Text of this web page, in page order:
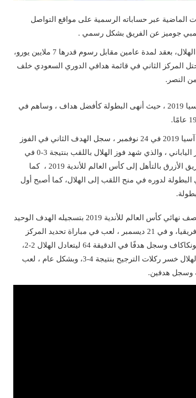
الماضية عبر حساباته الرسمية على مواقع التواصل
جوميز عن الفريق بشكل رسمي .
في 24 أغسطس 2018 ، وقع جوميز مع الهلال، بعقد لمدة عامين مقابل رسوم قدرها 7 ملايين يورو،
وبرصيد 21 هدفًا ، احتل المركز الثاني في قائمة هدافي الدوري السعودي خلف
النصر.
سجل جوميز 11 هدفًا في دوري أبطال آسيا 2019 ، حيث أنهى البطولة كأفضل هداف ، وساهم في
في مباراة الإياب من نهائي دوري أبطال آسيا 2019 في 24 نوفمبر ، سجل الهدف الثاني في الفوز
2-0 خارج الأرض على أوراوا ريد دايموندز الياباني ، والذي شهد فوز الهلال باللقب بنتيجة 3-0 في
مجموع المباراتين، كما سمح اللقب للفريق الأزرق بالتأهل إلى كأس العالم للأندية 2019 ، كما
لدوره في منح اللقب إلى الهلال، كما أصبح أول
في 14 ديسمبر ، قاد جوميز الهلال إلى نصف نهائي كأس العالم للأندية 2019 بتسجيله الهدف الوحيد
في المباراة ضد الترجي التونسي بطل إفريقيا، و في 21 ديسمبر ، لعب في مباراة تحديد المركز
الثالث ضد مونتيري المكسيكي بطل الكونكاكاف وسجل هدفًا في الدقيقة 64 ليتعادل الهلال 2-2،
كما أنه سجل في ركلات الترجيح ، لكن الهلال خسر ركلات الترجيح بنتيجة 4-3، وبشكل عام ، لعب
منذ 22 ساعة
هل يذهب لريال مدريد؟.. السيتي يرفض
محمد علي بن